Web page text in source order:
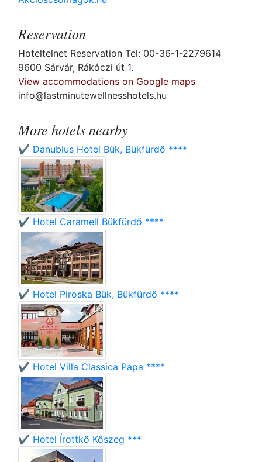
Reservation
Hoteltelnet Reservation Tel: 00-36-1-2279614
9600 Sárvár, Rákóczi út 1.
View accommodations on Google maps
info@lastminutewellnesshotels.hu
More hotels nearby
✔️ Danubius Hotel Bük, Bükfürdő ****
✔️ Hotel Caramell Bükfürdő ****
✔️ Hotel Piroska Bük, Bükfürdő ****
✔️ Hotel Villa Classica Pápa ****
✔️ Hotel Írottkő Kőszeg ***